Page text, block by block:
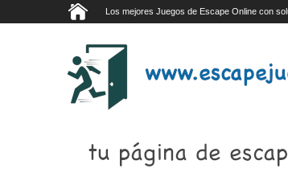
Los mejores Juegos de Escape Online con